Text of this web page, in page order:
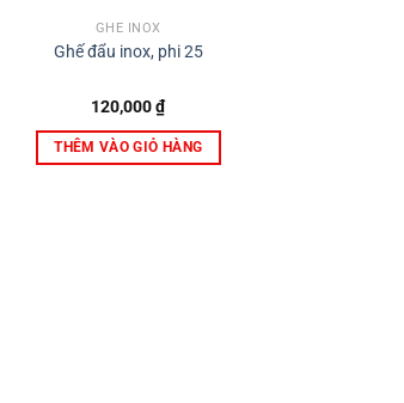
GHẾ INOX
Ghế đẩu inox, phi 25
120,000₫
THÊM VÀO GIỎ HÀNG